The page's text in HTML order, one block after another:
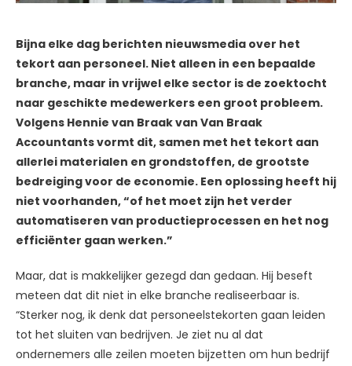
Bijna elke dag berichten nieuwsmedia over het
tekort aan personeel. Niet alleen in een bepaalde
branche, maar in vrijwel elke sector is de zoektocht
naar geschikte medewerkers een groot probleem.
Volgens Hennie van Braak van Van Braak
Accountants vormt dit, samen met het tekort aan
allerlei materialen en grondstoffen, de grootste
bedreiging voor de economie. Een oplossing heeft hij
niet voorhanden, “of het moet zijn het verder
automatiseren van productieprocessen en het nog
efficiënter gaan werken.”
Maar, dat is makkelijker gezegd dan gedaan. Hij beseft
meteen dat dit niet in elke branche realiseerbaar is.
“Sterker nog, ik denk dat personeelstekorten gaan leiden
tot het sluiten van bedrijven. Je ziet nu al dat
ondernemers alle zeilen moeten bijzetten om hun bedrijf